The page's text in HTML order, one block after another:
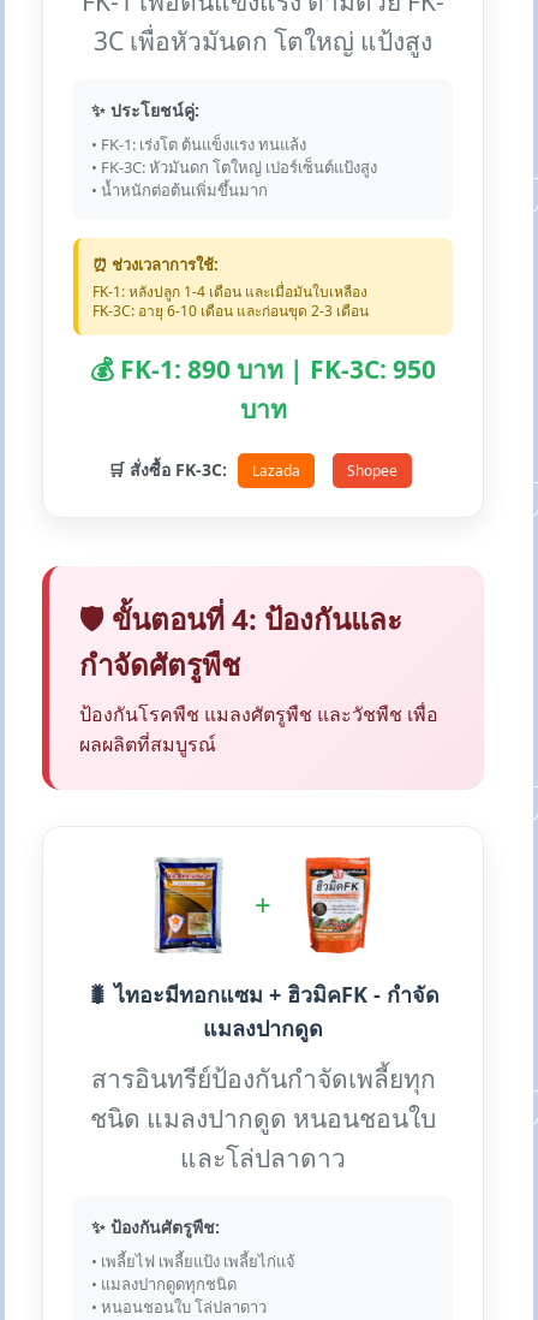
3C เพื่อหัวมันดก โตใหญ่ แป้งสูง
✨ ประโยชน์คู่:
• FK-1: เร่งโต ต้นแข็งแรง ทนแล้ง
• FK-3C: หัวมันดก โตใหญ่ เปอร์เซ็นต์แป้งสูง
• น้ำหนักต่อต้นเพิ่มขึ้นมาก
⏰ ช่วงเวลาการใช้:
FK-1: หลังปลูก 1-4 เดือน และเมื่อมันใบเหลือง
FK-3C: อายุ 6-10 เดือน และก่อนขุด 2-3 เดือน
💰 FK-1: 890 บาท | FK-3C: 950
บาท
🛒 สั่งซื้อ FK-3C: Lazada Shopee
🛡️ ขั้นตอนที่ 4: ป้องกันและ
กำจัดศัตรูพืช
ป้องกันโรคพืช แมลงศัตรูพืช และวัชพืช เพื่อ
ผลผลิตที่สมบูรณ์
+
🐛 ไทอะมีทอกแซม + ฮิวมิคFK - กำจัด
แมลงปากดูด
สารอินทรีย์ป้องกันกำจัดเพลี้ยทุก
ชนิด แมลงปากดูด หนอนชอนใบ
และโล่ปลาดาว
✨ ป้องกันศัตรูพืช:
• เพลี้ยไฟ เพลี้ยแป้ง เพลี้ยไก่แจ้
• แมลงปากดูดทุกชนิด
• หนอนชอนใบ โล่ปลาดาว